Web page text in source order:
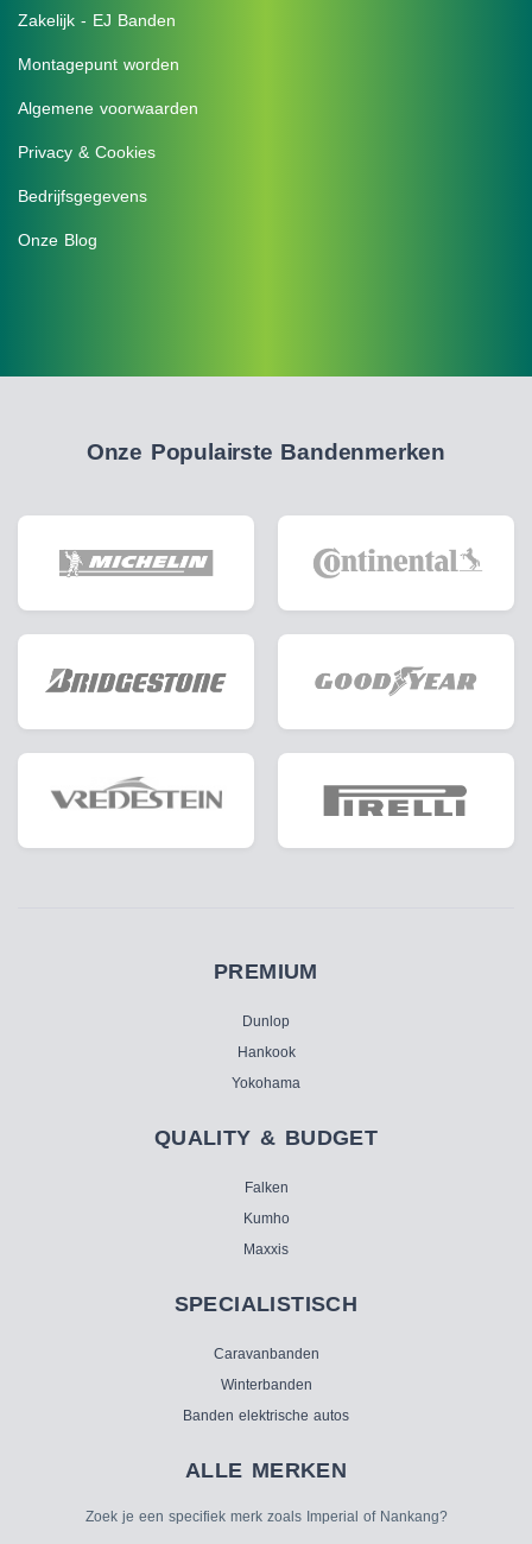
Zakelijk - EJ Banden
Montagepunt worden
Algemene voorwaarden
Privacy & Cookies
Bedrijfsgegevens
Onze Blog
Onze Populairste Bandenmerken
PREMIUM
Dunlop
Hankook
Yokohama
QUALITY & BUDGET
Falken
Kumho
Maxxis
SPECIALISTISCH
Caravanbanden
Winterbanden
Banden elektrische autos
ALLE MERKEN
Zoek je een specifiek merk zoals Imperial of Nankang?